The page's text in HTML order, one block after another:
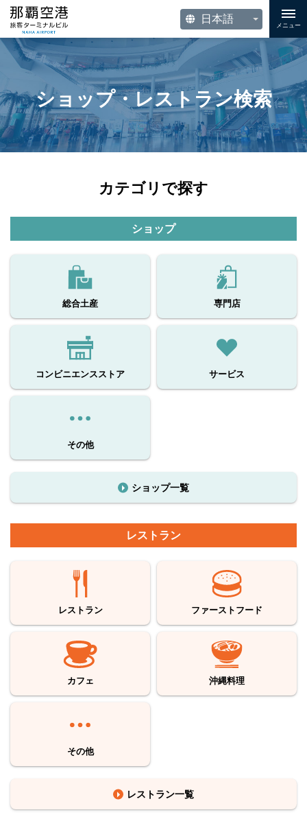
メニュー
ショップ・レストラン検索
カテゴリで探す
ショップ
総合土産 専門店
コンビニエンスストア サービス
その他
ショップ一覧
レストラン
レストラン ファーストフード
カフェ 沖縄料理
その他
レストラン一覧